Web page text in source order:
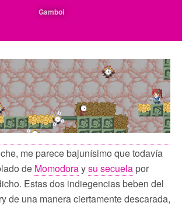
Gamboi
me parece bajunísimo que todavía
de Momodoraysu secuela por
Estas dos indiegencias beben del
de una manera ciertamente descarada,